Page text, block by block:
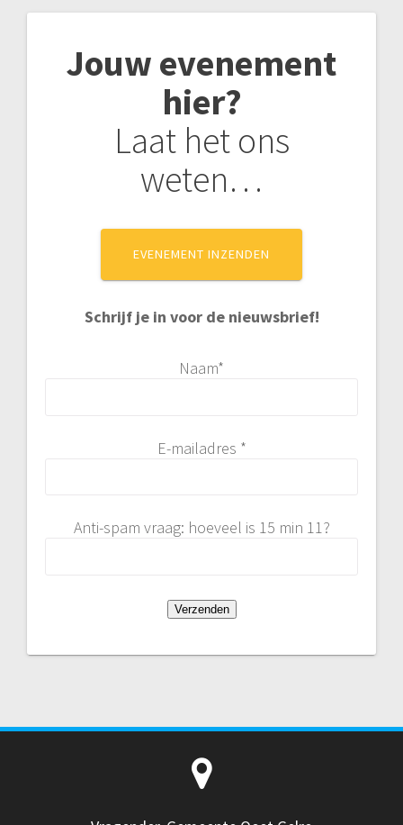
Jouw evenement
hier?
Laat het ons
weten…
EVENEMENT INZENDEN
Schrijf je in voor de nieuwsbrief!
Naam*
E-mailadres *
Anti-spam vraag: hoeveel is 15 min 11?